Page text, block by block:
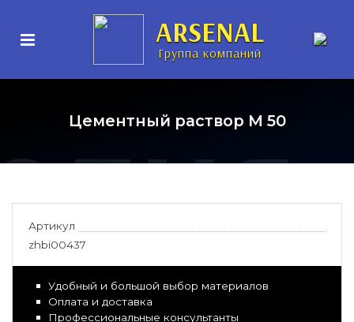
ARSENAL
Группа компаний
Цементный раствор М 50
Артикул
zhbi00437
Удобный и большой выбор материалов
Оплата и доставка
Профессиональные консультанты